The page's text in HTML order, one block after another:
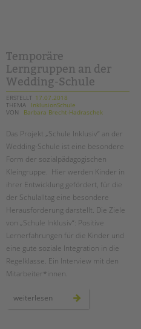
Temporäre
Lerngruppen an der
Wedding-Schule
ERSTELLT 17.07.2018
THEMA
InklusionSchule
VON
Barbara Brecht-Hadraschek
Das Projekt „Schule Inklusiv“ an der
Wedding-Schule ist eine besondere
Form der sozialpädagogischen
Kleingruppe. Hier werden Kinder in
ihrer Entwicklung gefördert, für die
der Schulalltag eine besondere
Herausforderung darstellt. Die Ziele
von „Schule Inklusiv“: Positive
Lernerfahrungen für die Kinder und
eine gute soziale Integration in die
Regelklasse. Ein Interview mit den
Mitarbeiter*innen.
weiterlesen temporäre
lerngruppen